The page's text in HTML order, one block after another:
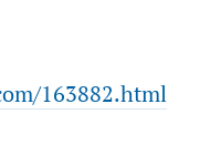
163882.html